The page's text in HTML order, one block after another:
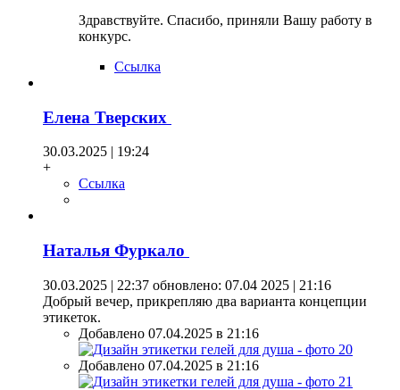
Здравствуйте. Спасибо, приняли Вашу работу в
конкурс.
Ссылка
Елена Тверских
30.03.2025 | 19:24
+
Ссылка
Наталья Фуркало
30.03.2025 | 22:37 обновлено: 07.04 2025 | 21:16
Добрый вечер, прикрепляю два варианта концепции
этикеток.
Добавлено 07.04.2025 в 21:16
Добавлено 07.04.2025 в 21:16